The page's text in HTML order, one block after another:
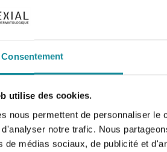
Consentement
utilise des cookies.
nous permettent de personnaliser
notre trafic. Nous
de médias sociaux, de publicité et
sous forme de kit « Peeling Pro
en verre de 30ml – pH 1,3
en verre de 30ml – pH 0,7
en verre de 30ml – pH 0,5
250ml
spray de 200ml
de Peeling Pro)
360°